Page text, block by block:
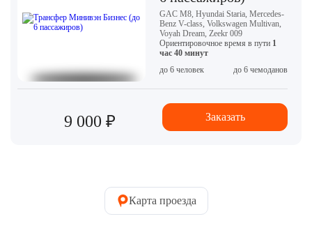
GAC M8, Hyundai Staria, Mercedes-
Benz V-class, Volkswagen Multivan,
Voyah Dream, Zeekr 009
Ориентировочное время в пути 1
час 40 минут
до 6 человек
до 6 чемоданов
9 000 ₽ Заказать
Карта проезда